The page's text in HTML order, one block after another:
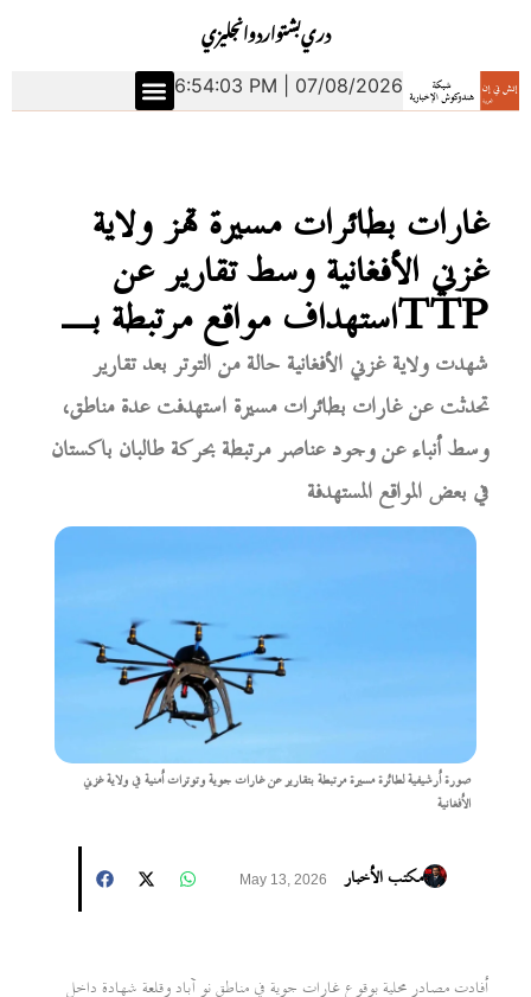
انجليزياردوبشتودري
6:54:04 PM | 07/08/2026
غارات بطائرات مسيرة تهز ولاية
غزني الأفغانية وسط تقارير عن
استهداف مواقع مرتبطة بـTTP
شهدت ولاية غزني الأفغانية حالة من التوتر بعد تقارير
تحدثت عن غارات بطائرات مسيرة استهدفت عدة مناطق،
وسط أنباء عن وجود عناصر مرتبطة بحركة طالبان باكستان
في بعض المواقع المستهدفة
صورة أرشيفية لطائرة مسيرة مرتبطة بتقارير عن غارات جوية وتوترات أمنية في ولاية غزني
الأفغانية
مكتب الأخبار May 13, 2026
أفادت مصادر محلية بوقوع غارات جوية في مناطق نو آباد وقلعة شهادة داخل